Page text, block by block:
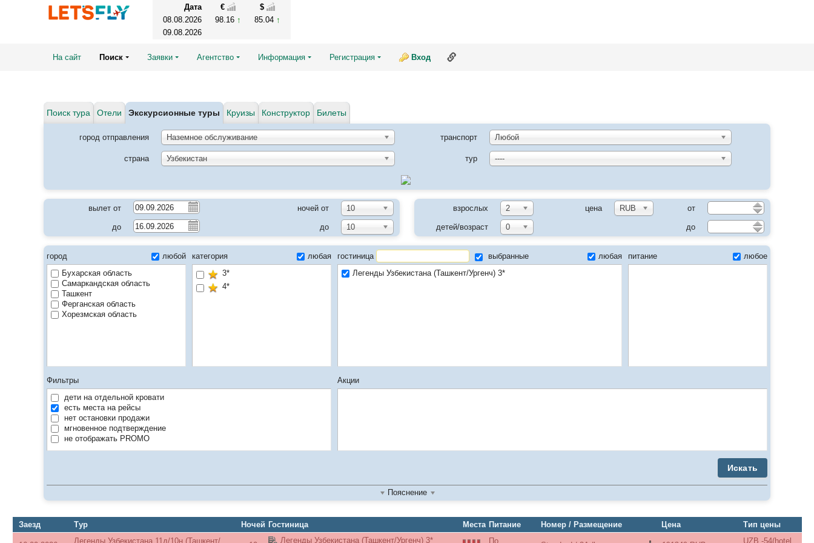
Дата €
$
08.08.2026
98.16
85.04
09.08.2026
На сайт Поиск Заявки Агентство Информация Регистрация Вход
Поиск тура Отели Экскурсионные туры Круизы Конструктор Билеты
город отправления Наземное обслуживание
страна Узбекистан
транспорт Любой
тур ----
вылет от ночей от 10
до до 10
взрослых 2 цена RUB от
детей/возраст 0 до
город
любой
Бухарская область
Самаркандская область
Ташкент
Ферганская область
Хорезмская область
категория
любая
3*
4*
гостиница выбранные
любая
Легенды Узбекистана (Ташкент/Ургенч) 3*
питание любое
Фильтры
дети на отдельной кровати
есть места на рейсы
нет остановки продажи
мгновенное подтверждение
не отображать PROMO
Акции
Искать
Пояснение
Заезд Тур Ночей Гостиница Места Питание Номер / Размещение Цена Тип цены
Легенды Узбекистана 11д/10н (Ташкент/ Легенды Узбекистана (Ташкент/Ургенч) 3* По UZB -54(hotel